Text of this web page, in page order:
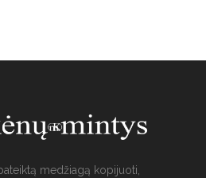
medžiagą kopijuoti,